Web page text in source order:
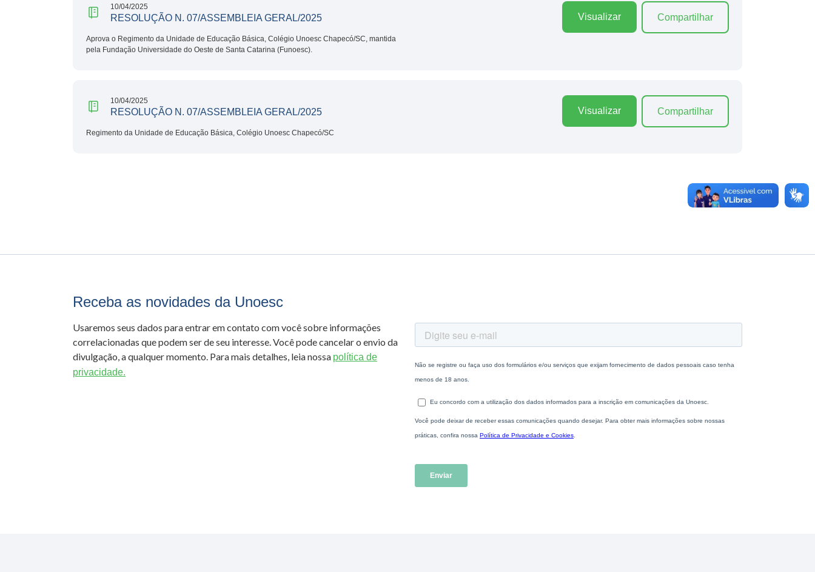
10/04/2025
RESOLUÇÃO N. 07/ASSEMBLEIA GERAL/2025
Aprova o Regimento da Unidade de Educação Básica, Colégio Unoesc Chapecó/SC, mantida
pela Fundação Universidade do Oeste de Santa Catarina (Funoesc).
Visualizar Compartilhar
10/04/2025
RESOLUÇÃO N. 07/ASSEMBLEIA GERAL/2025
Regimento da Unidade de Educação Básica, Colégio Unoesc Chapecó/SC
Visualizar Compartilhar
Receba as novidades da Unoesc
Usaremos seus dados para entrar em contato com você sobre informações
correlacionadas que podem ser de seu interesse. Você pode cancelar o envio da
divulgação, a qualquer momento. Para mais detalhes, leia nossa política de
privacidade.